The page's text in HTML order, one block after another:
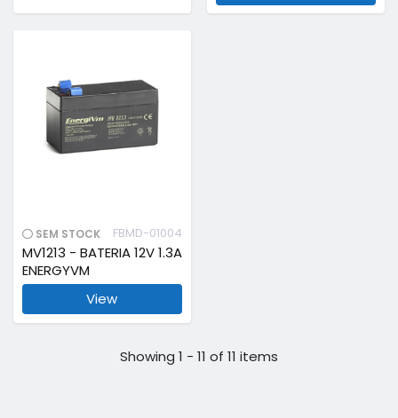
SEM STOCK FBMD-01004
MV1213 - BATERIA 12V 1.3A
ENERGYVM
View
Showing 1 - 11 of 11 items